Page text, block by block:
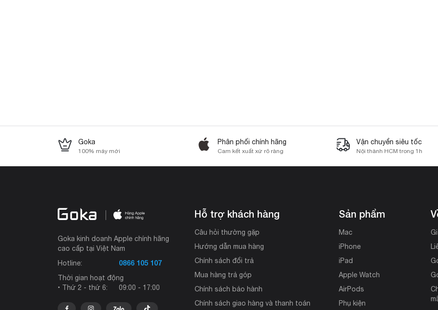
Goka
100% máy mới
Phân phối chính hãng
Cam kết xuất xứ rõ ràng
Vận chuyển siêu tốc
Nội thành HCM trong 1h
Goka kinh doanh Apple chính hãng
cao cấp tại Việt Nam
Hotline:
0866 105 107
Thời gian hoạt động
• Thứ 2 - thứ 6:
09:00 - 17:00
Hỗ trợ khách hàng
Câu hỏi thường gặp
Hướng dẫn mua hàng
Chính sách đổi trả
Mua hàng trả góp
Chính sách bảo hành
Chính sách giao hàng và thanh toán
Sản phẩm
Mac
iPhone
iPad
Apple Watch
AirPods
Phụ kiện